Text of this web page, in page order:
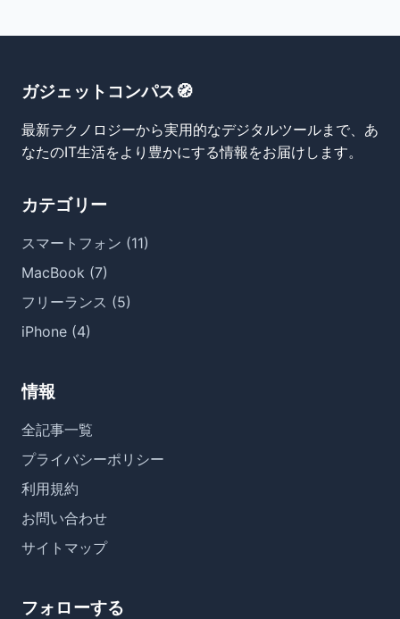
ガジェットコンパス🧭
最新テクノロジーから実用的なデジタルツールまで、あ
なたのIT生活をより豊かにする情報をお届けします。
カテゴリー
スマートフォン (11)
MacBook (7)
フリーランス (5)
iPhone (4)
情報
全記事一覧
プライバシーポリシー
利用規約
お問い合わせ
サイトマップ
フォローする